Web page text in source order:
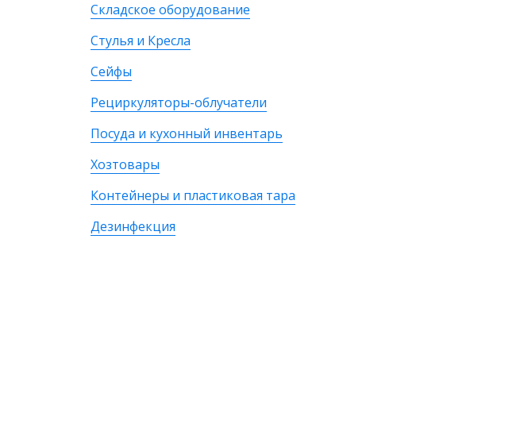
Складское оборудование
Стулья и Кресла
Сейфы
Рециркуляторы-облучатели
Посуда и кухонный инвентарь
Хозтовары
Контейнеры и пластиковая тара
Дезинфекция